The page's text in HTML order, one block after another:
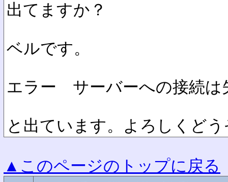
出てますか？
ベルです。
エラー サーバーへの接続は
と出ています。よろしくど
▲このページのトップに戻る